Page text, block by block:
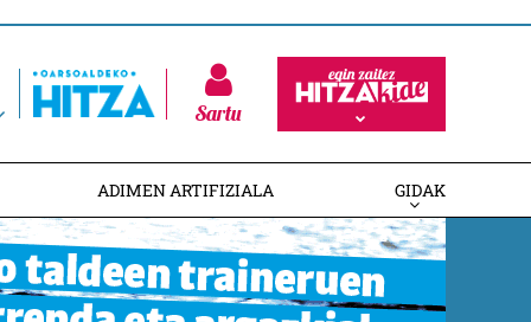
Sartu
ADIMEN ARTIFIZIALA GIDAK